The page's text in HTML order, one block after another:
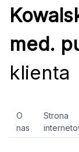
med.
klienta
O
nas
Strona